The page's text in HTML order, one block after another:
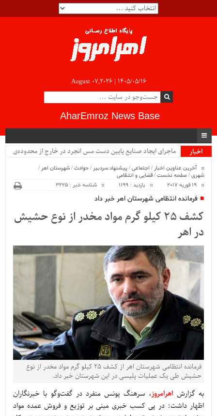
August 07,2026 | ۱۴۰۵/۰۵/۱۶
AharEmroz News Base
اخبار
ماجرای ایجاد صنایع پایین دست مس انجرد در خارج از محدوده‌ی
آخرین عناوین اخبار / اجتماعی/پیشنهاد سردبیر /حوادث/شهرستان اهر /
شهری/صفحه نخست/قضایی و انتظامی
19 فوریه 2017
بازدید : 1199 شناسه خبر : 3225
فرمانده انتظامی شهرستان اهر خبر داد
کشف 25 کيلو گرم مواد مخدر از نوع حشيش
در اهر
فرمانده انتظامی شهرستان اهر از کشف 25 کيلو گرم مواد مخدر از نوع
حشيش طی يک عمليات پليسی در اين شهرستان خبر داد.
به گزارش اهرامروز، سرهنگ یونس منفرد در گفت‌وگو با خبرنگاران
اظهار داشت: در پی کسب خبری مبنی بر توزیع و فروش عمده مواد